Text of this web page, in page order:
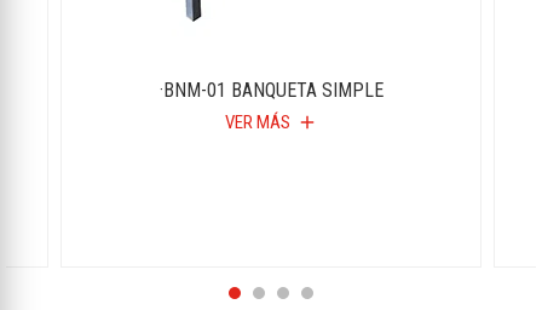
·BNM-01 BANQUETA SIMPLE
VER MÁS add